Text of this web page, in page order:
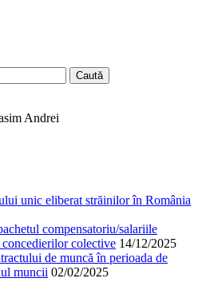
Andrei
unic eliberat străinilor în România
compensatoriu/salariile
colective 14/12/2025
de muncă în perioada de
muncii 02/02/2025